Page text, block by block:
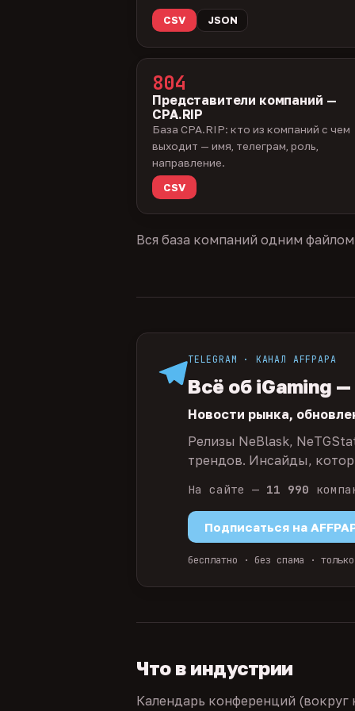
CSV JSON
804
Представители компаний —
CPA.RIP
База CPA.RIP: кто из компаний с чем
выходит — имя, телеграм, роль,
направление.
CSV
Вся база компаний одним
TELEGRAM · КАНАЛ AFFPAPA
Всё об iGaming
Новости рынка,
Релизы NeBlask,
трендов. Инсайды,
На сайте — 11 990
Подписаться на
бесплатно · без спама ·
Что в индустрии
Календарь конференций